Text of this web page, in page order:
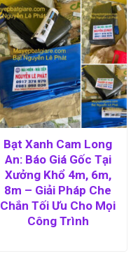
Bạt Xanh Cam Long
An: Báo Giá Gốc Tại
Xưởng Khổ 4m, 6m,
8m – Giải Pháp Che
Chắn Tối Ưu Cho Mọi
Công Trình